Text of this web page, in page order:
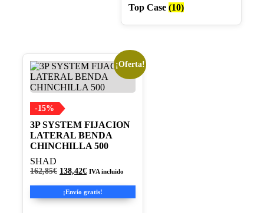
Top Case(10)
¡Oferta!
-15%
3P SYSTEM FIJACION
LATERAL BENDA
CHINCHILLA 500
SHAD
162,85€ El
original
era:
138,42€El
actual
es:
IVA incluido
¡Envío gratis!